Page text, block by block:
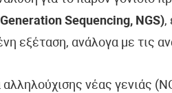
Sequencing, NGS),
εξέταση, ανάλογα με τις
αλληλούχισης νέας γενιάς